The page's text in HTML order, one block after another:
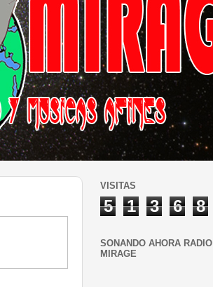
VISITAS
5 1 3 6 8
SONANDO AHORA RADIO
MIRAGE